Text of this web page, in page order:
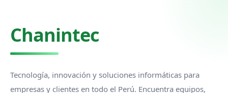
Chanintec
Tecnología, innovación y soluciones informáticas para
empresas y clientes en todo el Perú. Encuentra equipos,